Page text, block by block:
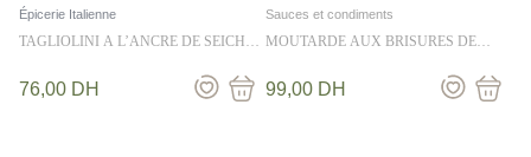
Épicerie Italienne
TAGLIOLINI A L’ANCRE DE SEICHE
76,00 DH
Sauces et condiments
MOUTARDE AUX BRISURES DE
99,00 DH